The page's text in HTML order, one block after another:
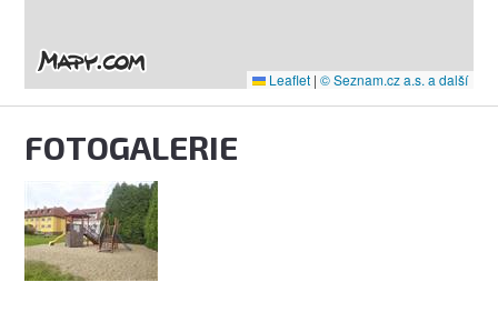
Leaflet | © Seznam.cz a.s. a další
FOTOGALERIE